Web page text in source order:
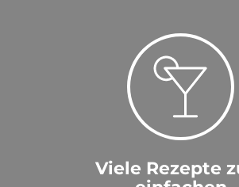
Viele Rezepte